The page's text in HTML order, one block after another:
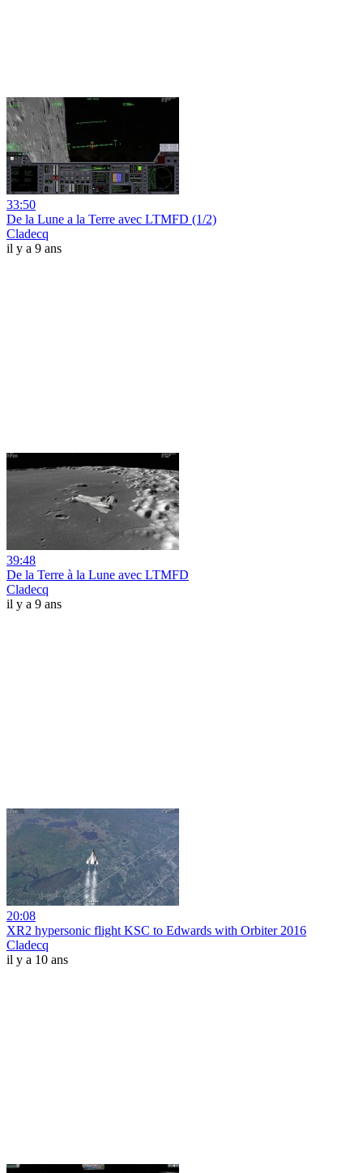
33:50
De la Lune a la Terre avec LTMFD (1/2)
Cladecq
il y a 9 ans
39:48
De la Terre à la Lune avec LTMFD
Cladecq
il y a 9 ans
20:08
XR2 hypersonic flight KSC to Edwards with Orbiter 2016
Cladecq
il y a 10 ans